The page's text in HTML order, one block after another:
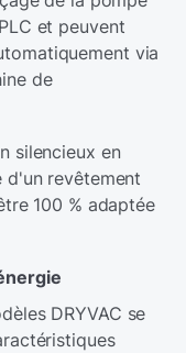
et peuvent
via
de
silencieux en
revêtement
100 % adaptée
DRYVAC se